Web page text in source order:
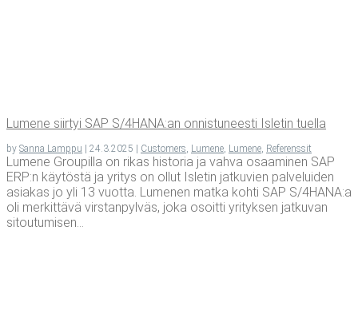
Lume­ne siir­tyi SAP S/4HANA:an onnis­tu­nees­ti Isle­tin tuella
by Sanna Lamppu | 24.3.2025 | Customers, Lumene, Lumene, Referenssit
Lumene Groupilla on rikas historia ja vahva osaaminen SAP
ERP:n käytöstä ja yritys on ollut Isletin jatkuvien palveluiden
asiakas jo yli 13 vuotta. Lumenen matka kohti SAP S/4HANA:a
oli merkittävä virstanpylväs, joka osoitti yrityksen jatkuvan
sitoutumisen...